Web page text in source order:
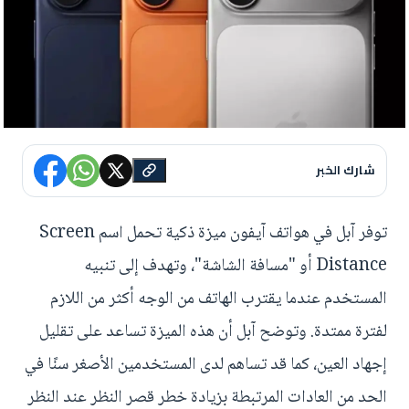
شارك الخبر
توفر آبل في هواتف آيفون ميزة ذكية تحمل اسم Screen
Distance أو "مسافة الشاشة"، وتهدف إلى تنبيه
المستخدم عندما يقترب الهاتف من الوجه أكثر من اللازم
لفترة ممتدة. وتوضح آبل أن هذه الميزة تساعد على تقليل
إجهاد العين، كما قد تساهم لدى المستخدمين الأصغر سنًا في
الحد من العادات المرتبطة بزيادة خطر قصر النظر عند النظر